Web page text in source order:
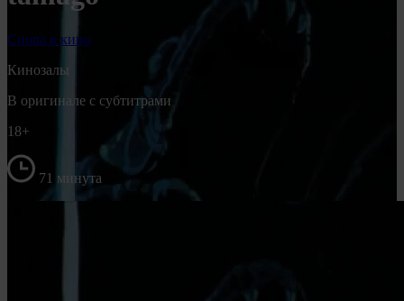
Снова в кино
Кинозалы
В оригинале с субтитрами
18+
71 минута